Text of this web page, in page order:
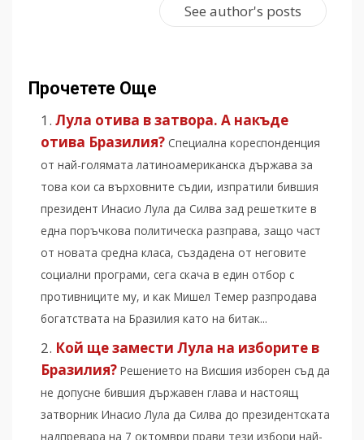
See author's posts
Прочетете Още
Лула отива в затвора. А накъде
отива Бразилия? Специална кореспонденция
от най-голямата латиноамериканска държава за
това кои са върховните съдии, изпратили бившия
президент Инасио Лула да Силва зад решетките в
една поръчкова политическа разправа, защо част
от новата средна класа, създадена от неговите
социални програми, сега скача в един отбор с
противниците му, и как Мишел Темер разпродава
богатствата на Бразилия като на битак...
Кой ще замести Лула на изборите в
Бразилия? Решението на Висшия изборен съд да
не допусне бившия държавен глава и настоящ
затворник Инасио Лула да Силва до президентската
надпревара на 7 октомври прави тези избори най-